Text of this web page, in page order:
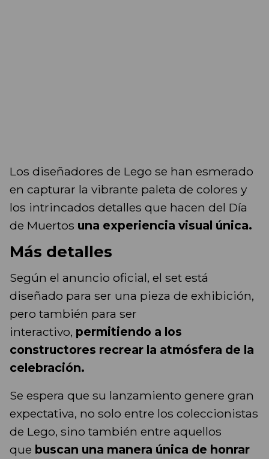
Los diseñadores de Lego se han esmerado
en capturar la vibrante paleta de colores y
los intrincados detalles que hacen del Día
de Muertos una experiencia visual única.
Más detalles
Según el anuncio oficial, el set está
diseñado para ser una pieza de exhibición,
pero también para ser
interactivo, permitiendo a los
constructores recrear la atmósfera de la
celebración.
Se espera que su lanzamiento genere gran
expectativa, no solo entre los coleccionistas
de Lego, sino también entre aquellos
que buscan una manera única de honrar